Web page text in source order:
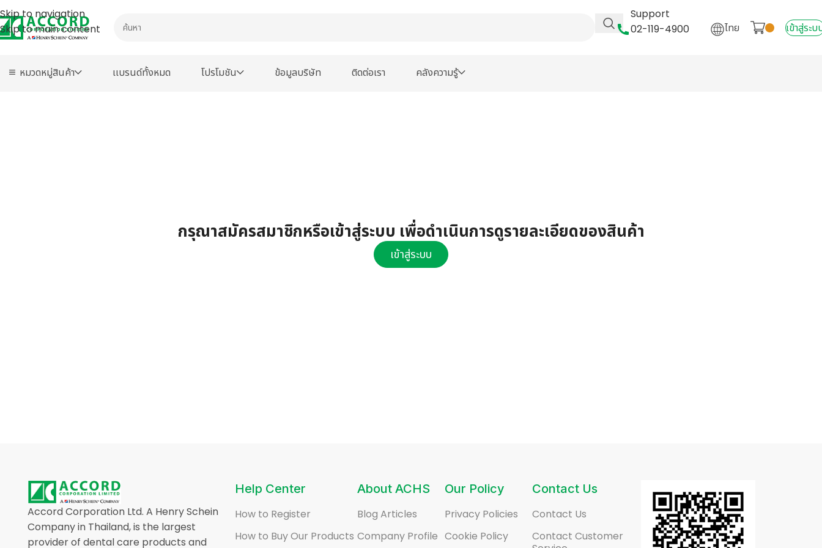
Skip to navigation
Skip to main content
Support
02-119-4900
ไทย เข้าสู่ระบ
หมวดหมู่สินค้า เเบรนด์ทั้งหมด โปรโมชัน ข้อมูลบริษัท ติดต่อเรา คลังความรู้
กรุณาสมัครสมาชิกหรือเข้าสู่ระบบ เพื่อดำเนินการดูรายละเอียดของสินค้า
เข้าสู่ระบบ
Accord Corporation Ltd. A Henry Schein
Company in Thailand, is the largest
provider of dental care products and
Help Center
How to Register
How to Buy Our Products
About ACHS
Blog Articles
Company Profile
Our Policy
Privacy Policies
Cookie Policy
Contact Us
Contact Us
Contact Customer